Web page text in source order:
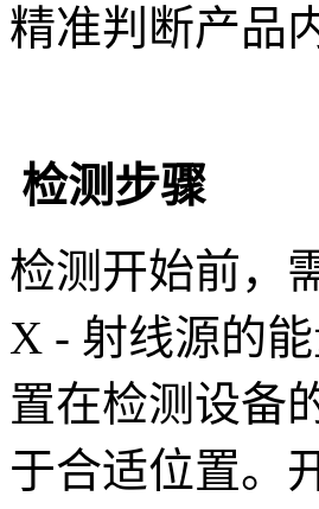
精准判断产品
检测步骤
检测开始前，
X - 射线源的
置在检测设备
于合适位置。